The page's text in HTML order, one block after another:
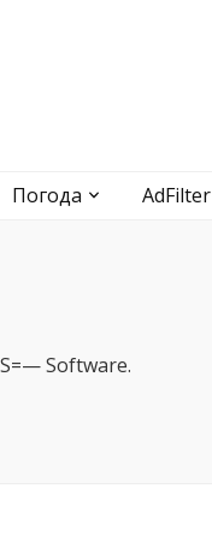
Погода AdFilter
Software.